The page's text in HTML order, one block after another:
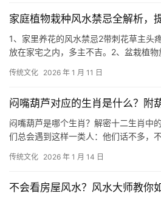
家庭植物栽种风水禁忌全解析，
1、家里养花的风水禁忌2带刺花草主头
放在家宅之内，多主不吉。2、盆栽植
传统文化 2026 年 1 月 11 日
闷嘴葫芦对应的生肖是什么？附
闷嘴葫芦是哪个生肖？解密十二生肖中
们总会遇到这样一类人：他们话不多，
传统文化 2026 年 1 月 14 日
不会看房屋风水？风水大师教你